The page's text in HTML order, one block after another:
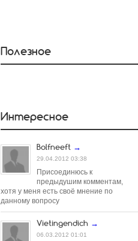
Полезное
Интересное
Bolfneeft →
29.04.2012 03:38
Присоединюсь к
предыдушим комментам,
хотя у меня есть своё мнение по
данному вопросу
Vietingendich →
06.03.2012 01:01